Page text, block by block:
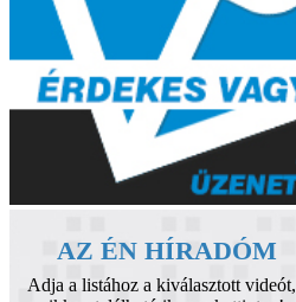
AZ ÉN HÍRADÓM
Adja a listához a kiválasztott videót,